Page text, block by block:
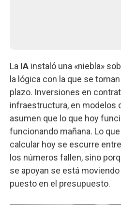
La IA instaló una «niebla»
la lógica con la que se
plazo. Inversiones en
infraestructura, en modelos
asumen que lo que hoy
funcionando mañana. Lo
calcular hoy se escurre
los números fallen, sino
se apoyan se está
puesto en el presupuesto.